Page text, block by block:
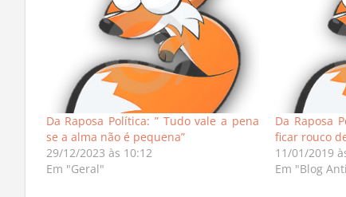
Da Raposa Política: ” Tudo vale a pena
se a alma não é pequena”
29/12/2023 às 10:12
Em "Geral"
Da Raposa
ficar rouco
11/01/2019
Em "Blog